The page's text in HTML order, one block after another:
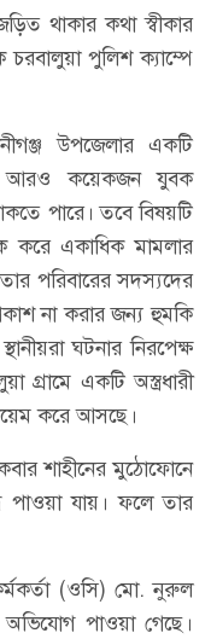
থাকার কথা স্বীকার
পুলিশ ক্যাম্পে
উপজেলার একটি
আরও কয়েকজন যুবক
পারে। তবে বিষয়টি
করে একাধিক মামলার
পরিবারের সদস্যদের
না করার জন্য হুমকি
ঘটনার নিরপেক্ষ
গ্রামে একটি অস্ত্রধারী
করে আসছে।
শাহীনের মুঠোফোনে
পাওয়া যায়। ফলে তার
(ওসি) মো. নুরুল
পাওয়া গেছে।